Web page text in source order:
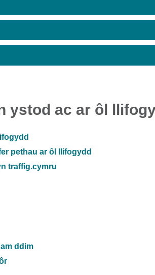
ystod ac ar ôl
pethau ar ôl llifogydd
traffig.cymru
ddim